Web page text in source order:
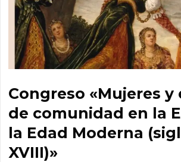
Congreso «Mujeres y
de comunidad en la
la Edad Moderna
XVIII)»